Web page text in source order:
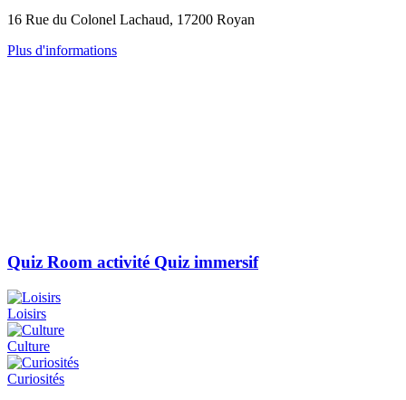
16 Rue du Colonel Lachaud, 17200 Royan
Plus d'informations
Quiz Room activité Quiz immersif
Loisirs
Culture
Curiosités